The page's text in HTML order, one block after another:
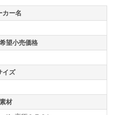
れており用途や配置に合わ
能になっています。
欄にご入力下さい。指定が
す。
フォーマンスに優れた万能
際には、是非ご検討下さ
カー名
望小売価格
イズ
素材